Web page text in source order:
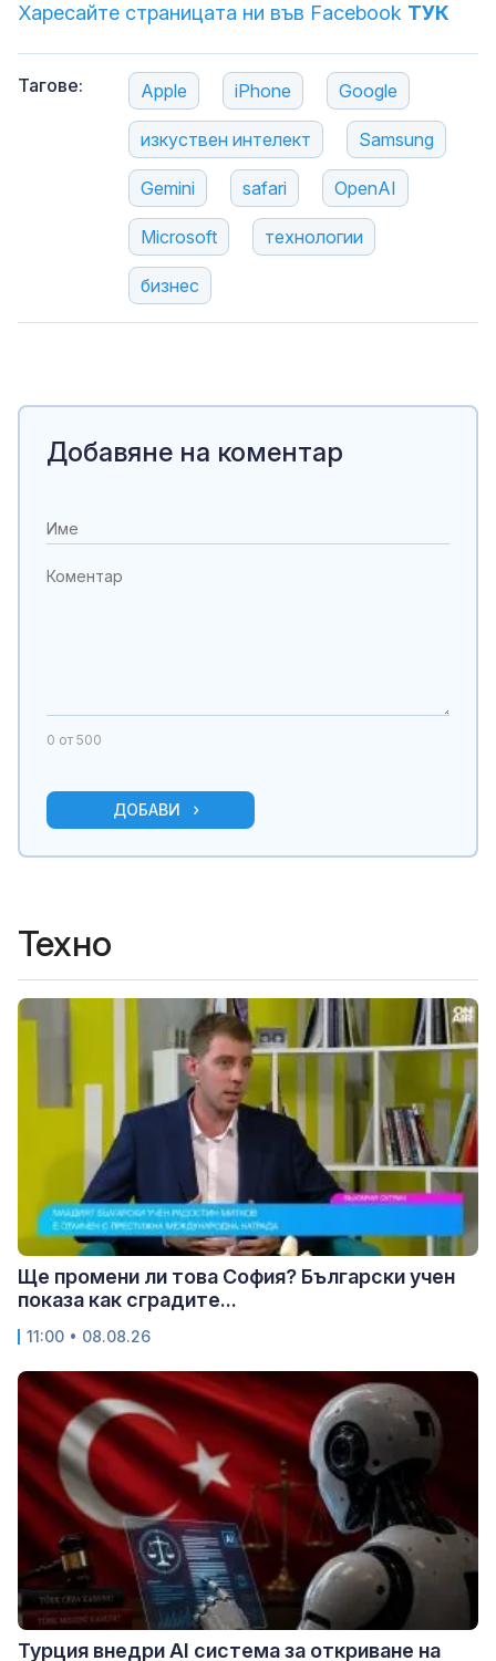
Харесайте страницата ни във Facebook ТУК
Тагове: Apple iPhone Google
изкуствен интелект Samsung
Gemini safari OpenAI
Microsoft технологии
бизнес
Добавяне на коментар
0 от 500
ДОБАВИ
Техно
Ще промени ли това София? Български учен
показа как сградите...
11:00 • 08.08.26
Турция внедри AI система за откриване на